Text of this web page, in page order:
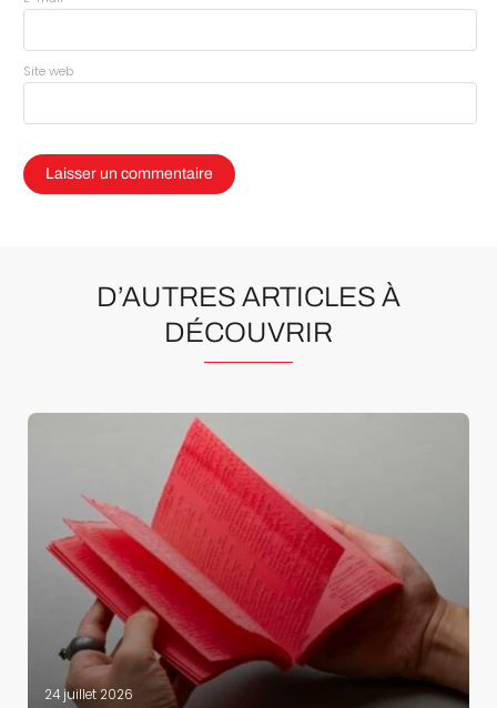
Site web
D’AUTRES ARTICLES À
DÉCOUVRIR
24 juillet 2026